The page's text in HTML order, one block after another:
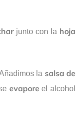
junto con la hoja
la salsa de
evapore el alcohol